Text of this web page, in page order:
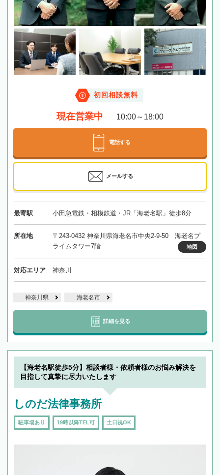
初回相談無料
現在営業中 10:00～18:00
電話する
メールする
最寄駅 小田急電鉄・相模鉄道・JR「海老名駅」徒歩8分
所在地
〒243-0432 神奈川県海老名市中央2-9-50 海老名プ
ライムタワー7階
地図
対応エリア 神奈川
神奈川県 海老名市
詳細を見る
【海老名駅徒歩5分】相談者様・依頼者様のお悩み解決を
目指して真摯に尽力いたします
しのだ法律事務所
駐車場あり 19時以降TEL可 土日祝OK